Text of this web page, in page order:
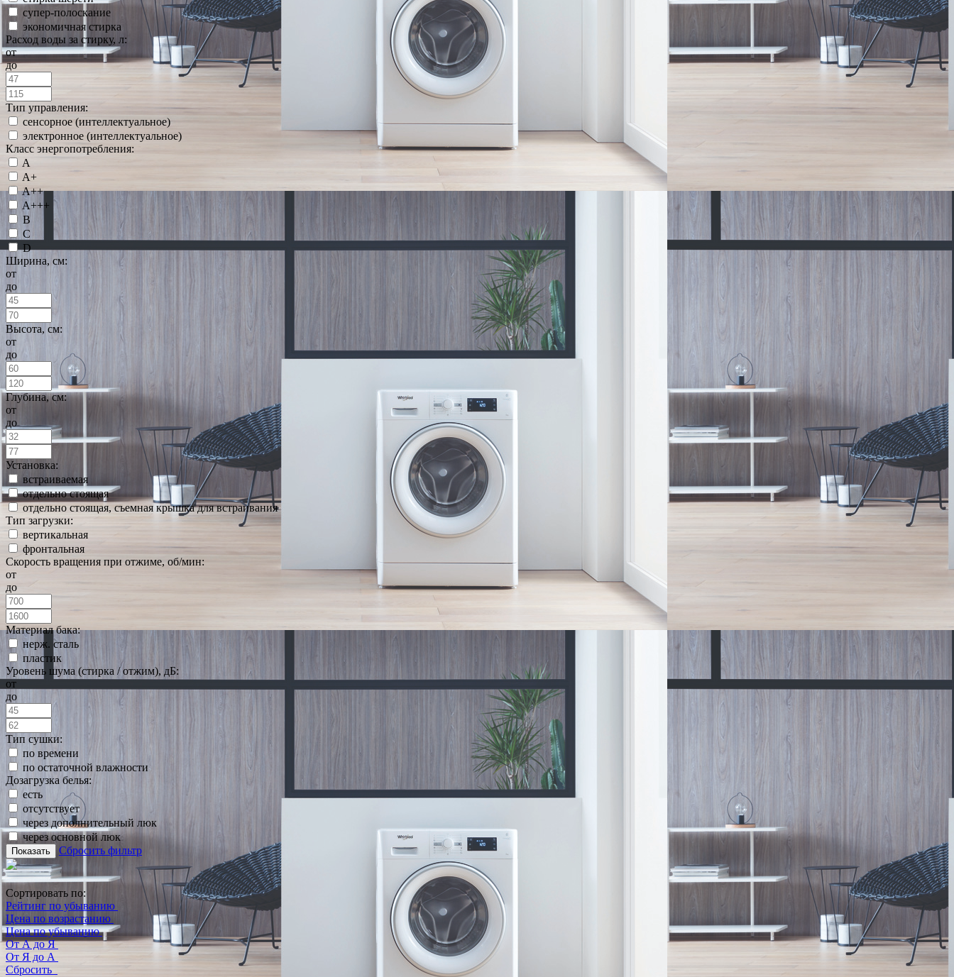
супер-полоскание
экономичная стирка
Расход воды за стирку, л:
от
до
Тип управления:
сенсорное (интеллектуальное)
электронное (интеллектуальное)
Класс энергопотребления:
A
A+
A++
A+++
B
C
D
Ширина, см:
от
до
Высота, см:
от
до
Глубина, см:
от
до
Установка:
встраиваемая
отдельно стоящая
отдельно стоящая, съемная крышка для встраивания
Тип загрузки:
вертикальная
фронтальная
Скорость вращения при отжиме, об/мин:
от
до
Материал бака:
нерж. сталь
пластик
Уровень шума (стирка / отжим), дБ:
от
до
Тип сушки:
по времени
по остаточной влажности
Дозагрузка белья:
есть
отсутствует
через дополнительный люк
через основной люк
Показать Сбросить фильтр
Сортировать по:
Рейтинг по убыванию
Цена по возрастанию
Цена по убыванию
От А до Я
От Я до А
Сбросить